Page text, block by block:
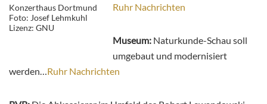
Konzerthaus Dortmund
Foto: Josef Lehmkuhl
Lizenz: GNU
Ruhr Nachrichten
Museum: Naturkunde-Schau soll
umgebaut und modernisiert
werden… Ruhr Nachrichten